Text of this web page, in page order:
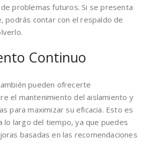
problemas futuros. Si se presenta
podrás contar con el respaldo de
Continuo
pueden ofrecerte
el mantenimiento del aislamiento y
para maximizar su eficacia. Esto es
lo largo del tiempo, ya que puedes
basadas en las recomendaciones